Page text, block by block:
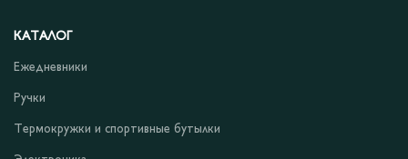
КАТАЛОГ
Ежедневники
Ручки
Термокружки и спортивные бутылки